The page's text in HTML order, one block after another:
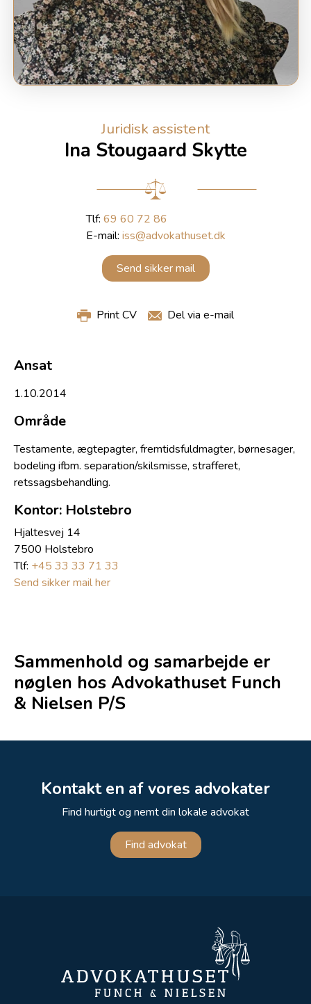
Juridisk assistent
Ina Stougaard Skytte
Tlf: 69 60 72 86
E-mail: iss@advokathuset.dk
Send sikker mail
Print CV Del via e-mail
Ansat
1.10.2014
Område
Testamente, ægtepagter, fremtidsfuldmagter, børnesager,
bodeling ifbm. separation/skilsmisse, strafferet,
retssagsbehandling.
Kontor: Holstebro
Hjaltesvej 14
7500 Holstebro
Tlf: +45 33 33 71 33
Send sikker mail her
Sammenhold og samarbejde er
nøglen hos Advokathuset Funch
& Nielsen P/S
Kontakt en af vores advokater
Find hurtigt og nemt din lokale advokat
Find advokat